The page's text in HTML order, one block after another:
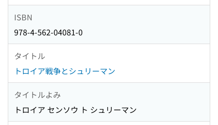
ISBN
978-4-562-04081-0
タイトル
トロイア戦争とシュリーマン
タイトルよみ
トロイア センソウ ト シュリーマン